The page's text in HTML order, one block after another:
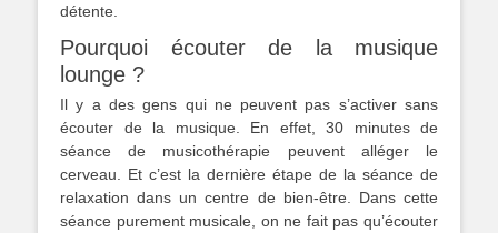
détente.
Pourquoi écouter de la musique
lounge ?
Il y a des gens qui ne peuvent pas s’activer sans
écouter de la musique. En effet, 30 minutes de
séance de musicothérapie peuvent alléger le
cerveau. Et c’est la dernière étape de la séance de
relaxation dans un centre de bien-être. Dans cette
séance purement musicale, on ne fait pas qu’écouter